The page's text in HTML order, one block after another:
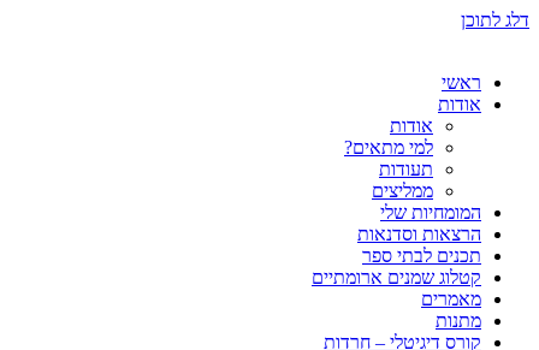
דלג לתוכן
ראשי
אודות
אודות
למי מתאים?
תעודות
ממליצים
המומחיות שלי
הרצאות וסדנאות
תכנים לבתי ספר
קטלוג שמנים ארומתיים
מאמרים
מתנות
קורס דיגיטלי – חרדות